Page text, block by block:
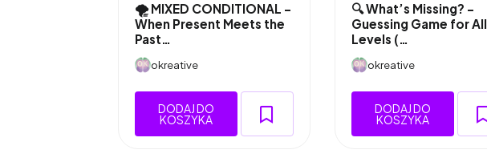
🌪️ MIXED CONDITIONAL –
When Present Meets the
Past…
okreative
DODAJ DO
KOSZYKA
🔍 What’s Missing? –
Guessing Game for All
Levels (…
okreative
DODAJ DO
KOSZYKA